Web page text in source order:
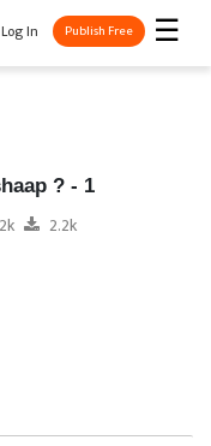
☰
Log In Publish Free
? - 1
2.2k